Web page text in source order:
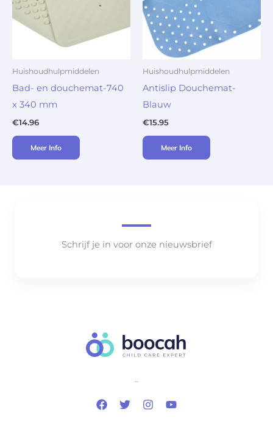
Huishoudhulpmiddelen
Bad- en douchemat-740
x 340 mm
€14.96
Meer Info
Huishoudhulpmiddelen
Antislip Douchemat-
Blauw
€15.95
Meer Info
Schrijf je in voor onze nieuwsbrief
..